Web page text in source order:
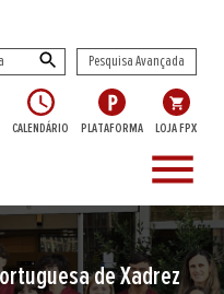
Pesquisa Avançada
CALENDÁRIO PLATAFORMA LOJA FPX
menu
Encontre aqui o